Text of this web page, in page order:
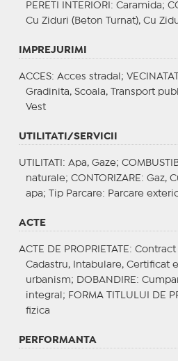
PERETI INTERIORI : Caramida;
Cu Ziduri (Beton Turnat), Cu
IMPREJURIMI
ACCES: Acces stradal; VECINATATI
Gradinita, Scoala, Transport
Vest
UTILITATI/SERVICII
UTILITATI : Apa, Gaze;
naturale; CONTORIZARE : Gaz,
apa;
Tip Parcare: Parcare
ACTE
ACTE DE PROPRIETATE :
Cadastru, Intabulare, Certificat
urbanism;
DOBANDIRE :
integral; FORMA TITLULUI DE
fizica
PERFORMANTA